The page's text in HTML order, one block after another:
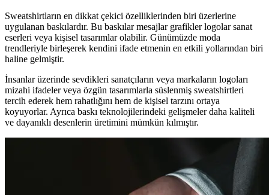
Sweatshirtların en dikkat çekici özelliklerinden biri üzerlerine
uygulanan baskılardır. Bu baskılar mesajlar grafikler logolar sanat
eserleri veya kişisel tasarımlar olabilir. Günümüzde moda
trendleriyle birleşerek kendini ifade etmenin en etkili yollarından biri
haline gelmiştir.
İnsanlar üzerinde sevdikleri sanatçıların veya markaların logoları
mizahi ifadeler veya özgün tasarımlarla süslenmiş sweatshirtleri
tercih ederek hem rahatlığını hem de kişisel tarzını ortaya
koyuyorlar. Ayrıca baskı teknolojilerindeki gelişmeler daha kaliteli
ve dayanıklı desenlerin üretimini mümkün kılmıştır.